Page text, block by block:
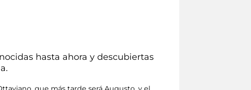
hasta ahora y descubiertas